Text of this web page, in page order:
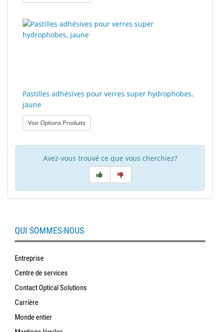
Pastilles adhésives pour verres super hydrophobes,
jaune
Voir Options Produits: Pastilles adhésives pour verres super
Avez-vous trouvé ce que vous cherchiez?
QUI SOMMES-NOUS
Entreprise
Centre de services
Contact Optical Solutions
Carrière
Monde entier